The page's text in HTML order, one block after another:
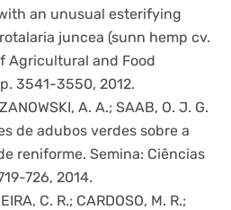
an unusual esterifying
juncea (sunn hemp cv.
Agricultural and Food
3541-3550, 2012.
A. A.; SAAB, O. J. G.
de adubos verdes sobre a
reniforme. Semina: Ciências
726, 2014.
C. R.; CARDOSO, M. R.;